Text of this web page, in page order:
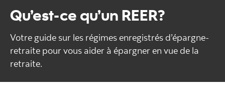
Qu’est-ce qu’un REER?
Votre guide sur les régimes enregistrés d’épargne-
retraite pour vous aider à épargner en vue de la
retraite.